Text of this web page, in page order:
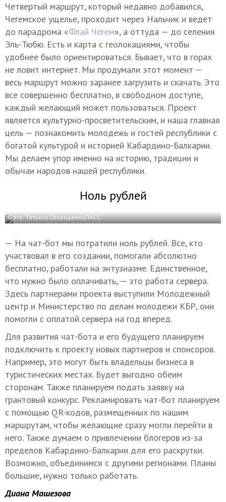
Четвертый маршрут, который недавно добавился,
Чегемское ущелье, проходит через Нальчик и ведет
до парадрома «Флай Чегем», а оттуда — до селения
Эль-Тюбю. Есть и карта с геолокациями, чтобы
удобнее было ориентироваться. Бывает, что в горах
не ловит интернет. Мы продумали этот момент —
весь маршрут можно заранее загрузить и скачать. Это
все совершенно бесплатно, в свободном доступе,
каждый желающий может пользоваться. Проект
является культурно-просветительским, и наша главная
цель — познакомить молодежь и гостей республики с
богатой культурой и историей Кабардино-Балкарии.
Мы делаем упор именно на историю, традиции и
обычаи народов нашей республики.
Ноль рублей
Фото: Татьяна Свириденко/ТАСС
— На чат-бот мы потратили ноль рублей. Все, кто
участвовал в его создании, помогали абсолютно
бесплатно, работали на энтузиазме. Единственное,
что нужно было оплачивать, — это работа сервера.
Здесь партнерами проекта выступили Молодежный
центр и Министерство по делам молодежи КБР, они
помогли с оплатой сервера на год вперед.
Для развития чат-бота и его будущего планируем
подключить к проекту новых партнеров и спонсоров.
Например, это могут быть владельцы бизнеса в
туристических местах. Будет выгодно обеим
сторонам. Также планируем подать заявку на
грантовый конкурс. Рекламировать чат-бот планируем
с помощью QR-кодов, размещенных по нашим
маршрутам, чтобы желающие сразу могли перейти в
него. Также думаем о привлечении блогеров из-за
пределов Кабардино-Балкарии для его раскрутки.
Возможно, объединимся с другими регионами. Планы
большие, нужно только работать.
Диана Машезова